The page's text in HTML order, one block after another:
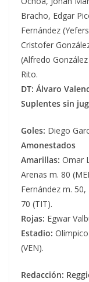
Bracho, Edgar
Fernández
Cristofer
(Alfredo
Rito.
DT: Álvaro
Suplentes sin
Goles: Diego
Amonestados
Amarillas: Omar
Arenas m. 80
Fernández m.
70 (TIT).
Rojas: Egwar
Estadio:
(VEN).
Redacción: